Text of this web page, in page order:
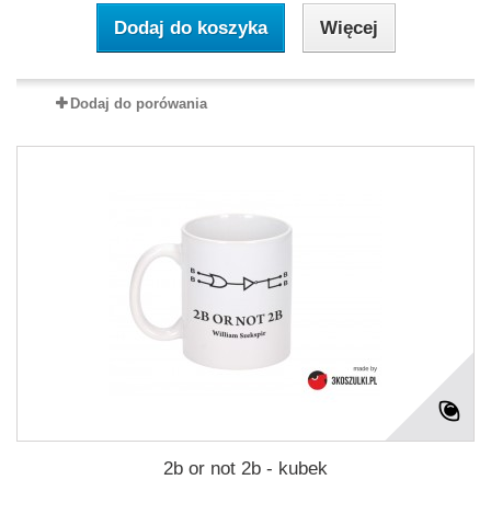
Dodaj do koszyka Więcej
Dodaj do porówania
2b or not 2b - kubek